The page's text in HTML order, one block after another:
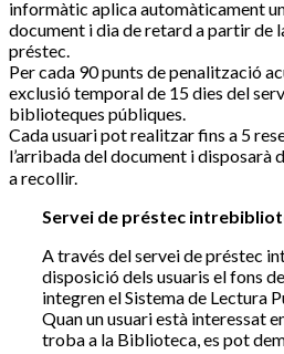
informàtic aplica automàticament
document i dia de retard a partir de
préstec.
Per cada 90 punts de penalització
exclusió temporal de 15 dies del
biblioteques públiques.
Cada usuari pot realitzar fins a 5
l’arribada del document i disposarà
a recollir.
Servei de préstec
A través del servei de préstec
disposició dels usuaris el fons
integren el Sistema de Lectura
Quan un usuari està interessat
troba a la Biblioteca, es pot